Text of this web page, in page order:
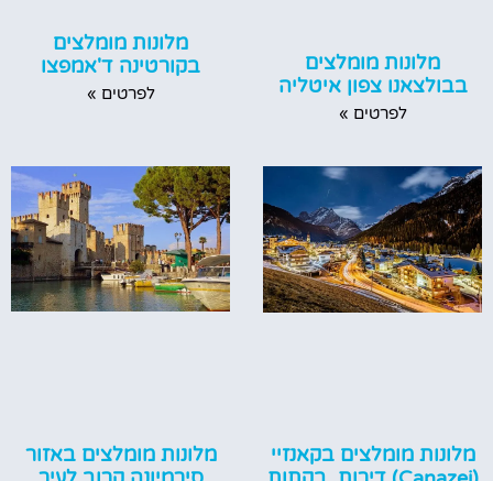
מלונות מומלצים
בבולצאנו צפון איטליה
לפרטים »
מלונות מומלצים
בקורטינה ד'אמפצו
לפרטים »
מלונות מומלצים בקאנזיי
מלונות מומלצים באזור